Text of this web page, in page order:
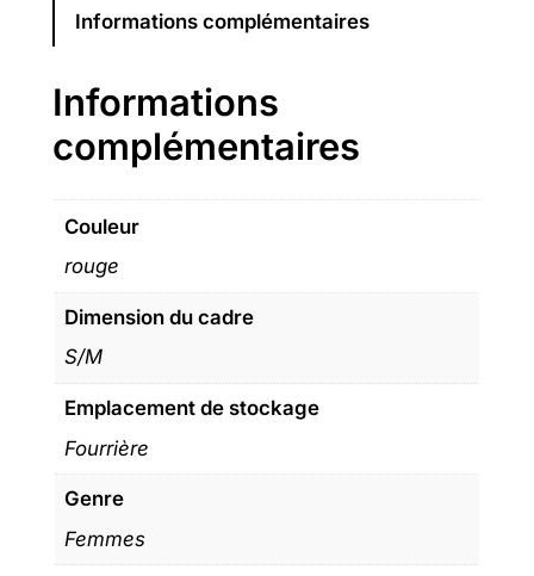
Informations complémentaires
Informations
complémentaires
Couleur
rouge
Dimension du cadre
S/M
Emplacement de stockage
Fourrière
Genre
Femmes